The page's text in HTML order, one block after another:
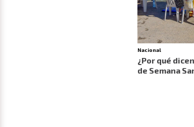
Nacional
¿Por qué
de Semana